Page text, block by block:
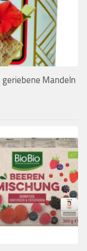
geriebene Mandeln